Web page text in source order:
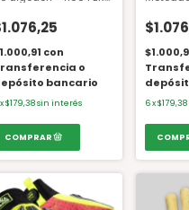
con
o
bancario
x$179,38sin interés
1100Fer
6x$179,38